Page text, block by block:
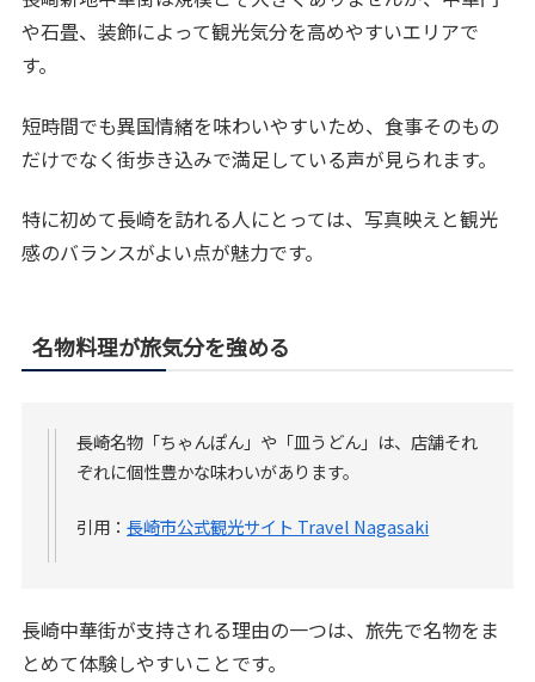
や石畳、装飾によって観光気分を高めやすいエリアで
す。
短時間でも異国情緒を味わいやすいため、食事そのもの
だけでなく街歩き込みで満足している声が見られます。
特に初めて長崎を訪れる人にとっては、写真映えと観光
感のバランスがよい点が魅力です。
名物料理が旅気分を強める
長崎名物「ちゃんぽん」や「皿うどん」は、店舗それ
ぞれに個性豊かな味わいがあります。
引用：長崎市公式観光サイト Travel Nagasaki
長崎中華街が支持される理由の一つは、旅先で名物をま
とめて体験しやすいことです。